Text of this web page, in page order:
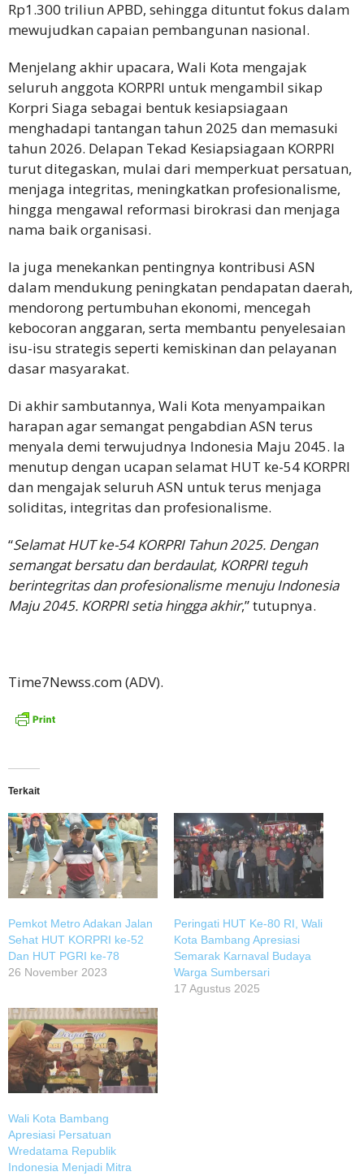
Rp1.300 triliun APBD, sehingga dituntut fokus dalam
mewujudkan capaian pembangunan nasional.
Menjelang akhir upacara, Wali Kota mengajak
seluruh anggota KORPRI untuk mengambil sikap
Korpri Siaga sebagai bentuk kesiapsiagaan
menghadapi tantangan tahun 2025 dan memasuki
tahun 2026. Delapan Tekad Kesiapsiagaan KORPRI
turut ditegaskan, mulai dari memperkuat persatuan,
menjaga integritas, meningkatkan profesionalisme,
hingga mengawal reformasi birokrasi dan menjaga
nama baik organisasi.
Ia juga menekankan pentingnya kontribusi ASN
dalam mendukung peningkatan pendapatan daerah,
mendorong pertumbuhan ekonomi, mencegah
kebocoran anggaran, serta membantu penyelesaian
isu-isu strategis seperti kemiskinan dan pelayanan
dasar masyarakat.
Di akhir sambutannya, Wali Kota menyampaikan
harapan agar semangat pengabdian ASN terus
menyala demi terwujudnya Indonesia Maju 2045. Ia
menutup dengan ucapan selamat HUT ke-54 KORPRI
dan mengajak seluruh ASN untuk terus menjaga
soliditas, integritas dan profesionalisme.
“Selamat HUT ke-54 KORPRI Tahun 2025. Dengan
semangat bersatu dan berdaulat, KORPRI teguh
berintegritas dan profesionalisme menuju Indonesia
Maju 2045. KORPRI setia hingga akhir,” tutupnya.
Time7Newss.com (ADV).
Terkait
Pemkot Metro Adakan Jalan
Sehat HUT KORPRI ke-52
Dan HUT PGRI ke-78
26 November 2023
Peringati HUT Ke-80 RI, Wali
Kota Bambang Apresiasi
Semarak Karnaval Budaya
Warga Sumbersari
17 Agustus 2025
Wali Kota Bambang
Apresiasi Persatuan
Wredatama Republik
Indonesia Menjadi Mitra